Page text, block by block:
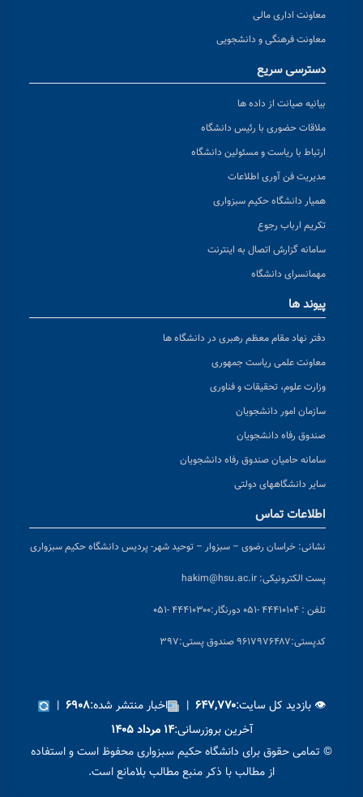
معاونت اداری مالی
معاونت فرهنگی و دانشجویی
دسترسی سریع
بیانیه صیانت از داده ها
ملاقات حضوری با رئیس دانشگاه
ارتباط با ریاست و مسئولین دانشگاه
مدیریت فن آوری اطلاعات
همیار دانشگاه حکیم سبزواری
تکریم ارباب رجوع
سامانه گزارش اتصال به اینترنت
مهمانسرای دانشگاه
پیوند ها
دفتر نهاد مقام معظم رهبری در دانشگاه ها
معاونت علمی ریاست جمهوری
وزارت علوم، تحقیقات و فناوری
سازمان امور دانشجویان
صندوق رفاه دانشجویان
سامانه حامیان صندوق رفاه دانشجویان
سایر دانشگاههای دولتی
اطلاعات تماس
نشانی: خراسان رضوی – سبزوار – توحید شهر- پردیس دانشگاه حکیم سبزواری
پست الکترونیکی: hakim@hsu.ac.ir
تلفن : ۴۴۴۱۰۱۰۴ -۰۵۱ دورنگار:۴۴۴۱۰۳۰۰ -۰۵۱
کدپستی:۹۶۱۷۹۷۶۴۸۷ صندوق پستی:۳۹۷
👁 بازدید کل سایت:۶۴۷,۷۷۰ | اخبار منتشر شده:۶۹۰۸ |
آخرین بروزرسانی:۱۴ مرداد ۱۴۰۵
© تمامی حقوق برای دانشگاه حکیم سبزواری محفوظ است و استفاده
از مطالب با ذکر منبع مطالب بلامانع است.